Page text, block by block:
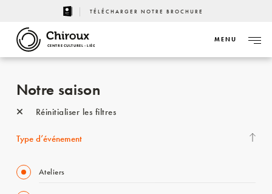
TÉLÉCHARGER NOTRE BROCHURE
CENTRE CULTUREL - LIÈGE
MENU
Notre saison
Réinitialiser les filtres
Type d’événement
Ateliers